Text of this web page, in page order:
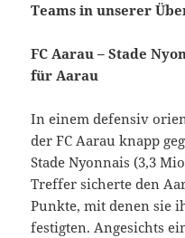
Teams in unserer
FC Aarau – Stade
für Aarau
In einem defensiv
der FC Aarau knapp
Stade Nyonnais (3,3
Treffer sicherte den
Punkte, mit denen sie
festigten. Angesichts